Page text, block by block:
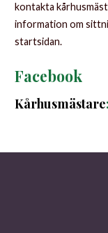
kontakta
information om
startsidan.
Facebook
Kårhusmästare: